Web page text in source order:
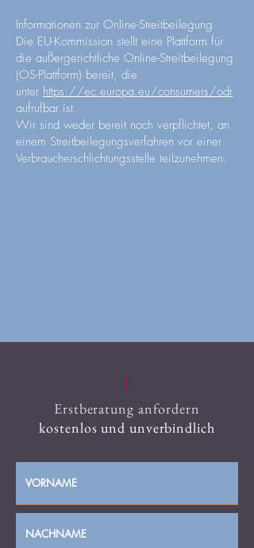
Informationen zur Online-Streitbeilegung
Die EU-Kommission stellt eine Plattform für
die außergerichtliche Online-Streitbeilegung
(OS-Plattform) bereit, die
unter https://ec.europa.eu/consumers/odr
aufrufbar ist.
Wir sind weder bereit noch verpflichtet, an
einem Streitbeilegungsverfahren vor einer
Verbraucherschlichtungsstelle teilzunehmen.
Erstberatung anfordern
kostenlos und unverbindlich